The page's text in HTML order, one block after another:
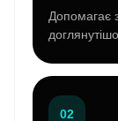
Допомагає
02